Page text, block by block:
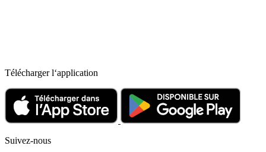
Télécharger l‘application
Suivez-nous